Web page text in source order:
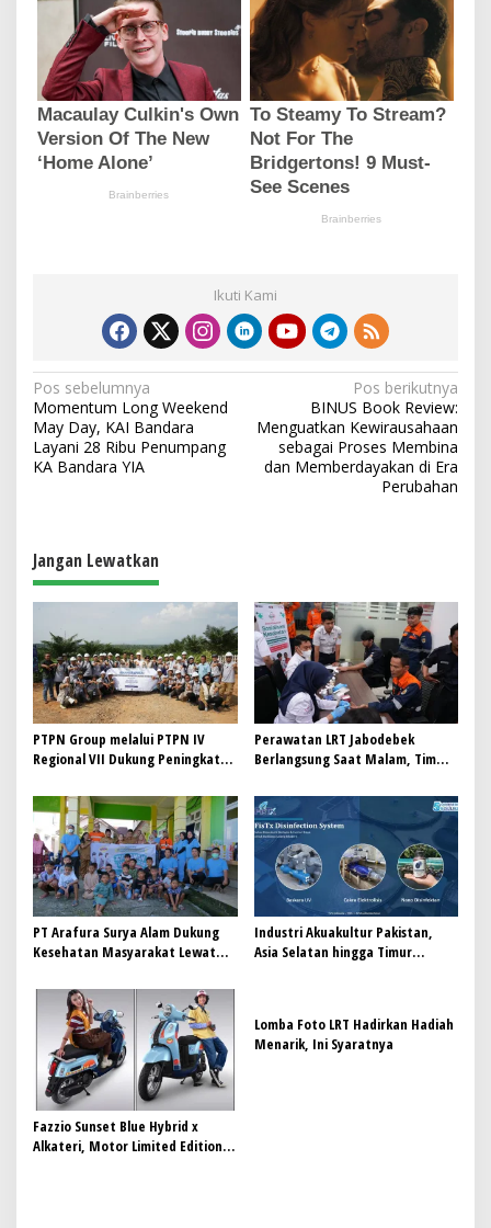
Ikuti Kami
N
a
v
i
a
s
i
p
o
s
Pos sebelumnya
Momentum Long Weekend
May Day, KAI Bandara
Layani 28 Ribu Penumpang
KA Bandara YIA
Pos berikutnya
BINUS Book Review:
Menguatkan Kewirausahaan
sebagai Proses Membina
dan Memberdayakan di Era
Perubahan
Jangan Lewatkan
PTPN Group melalui PTPN IV
Regional VII Dukung Peningkatan
Perkebunan Lewat Pelatihan
Avenza Maps di Way Kanan
Perawatan LRT Jabodebek
Berlangsung Saat Malam, Tim
PT Arafura Surya Alam Dukung
Kesehatan Masyarakat Lewat
Industri Akuakultur Pakistan,
Asia Selatan hingga Timur
Fazzio Sunset Blue Hybrid x
Alkateri, Motor Limited Edition
Lomba Foto LRT Hadirkan Hadiah
Menarik, Ini Syaratnya